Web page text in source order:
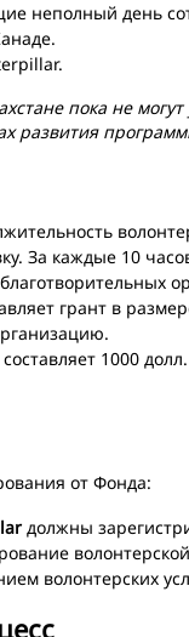
неполный день
пока не
развития
За каждые 10
грант в
1000
от Фонда:
должны
волонтерских